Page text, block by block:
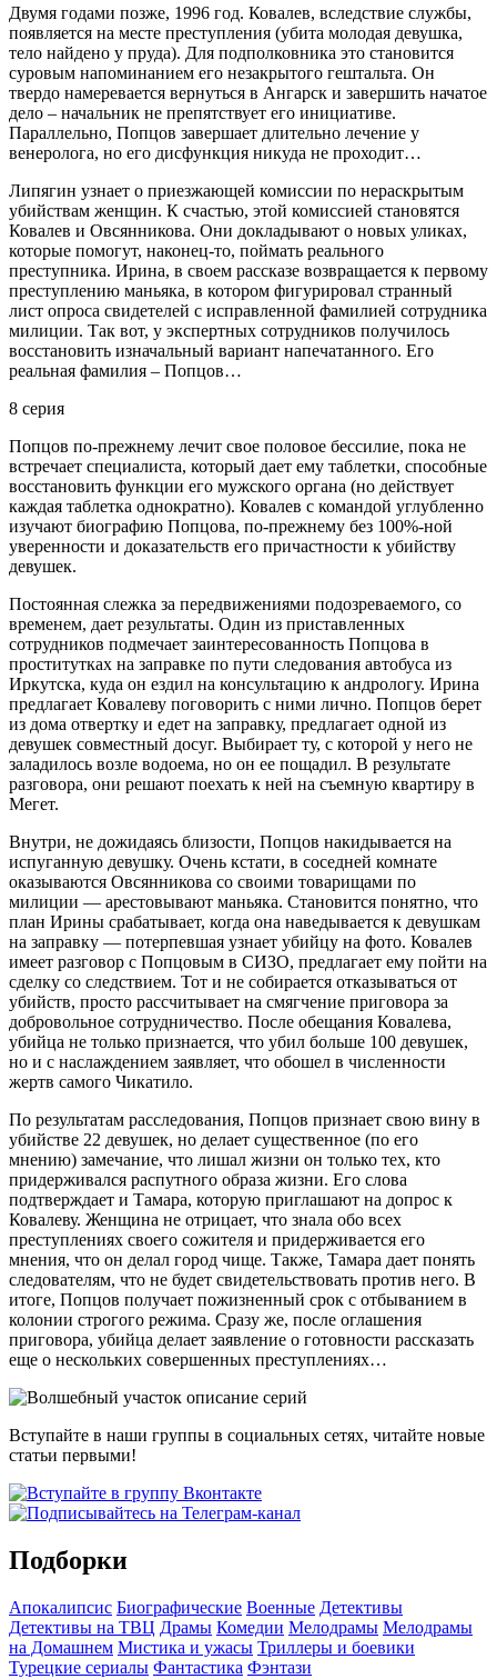
Двумя годами позже, 1996 год. Ковалев, вследствие службы,
появляется на месте преступления (убита молодая девушка,
тело найдено у пруда). Для подполковника это становится
суровым напоминанием его незакрытого гештальта. Он
твердо намеревается вернуться в Ангарск и завершить начатое
дело – начальник не препятствует его инициативе.
Параллельно, Попцов завершает длительно лечение у
венеролога, но его дисфункция никуда не проходит…
Липягин узнает о приезжающей комиссии по нераскрытым
убийствам женщин. К счастью, этой комиссией становятся
Ковалев и Овсянникова. Они докладывают о новых уликах,
которые помогут, наконец-то, поймать реального
преступника. Ирина, в своем рассказе возвращается к первому
преступлению маньяка, в котором фигурировал странный
лист опроса свидетелей с исправленной фамилией сотрудника
милиции. Так вот, у экспертных сотрудников получилось
восстановить изначальный вариант напечатанного. Его
реальная фамилия – Попцов…
8 серия
Попцов по-прежнему лечит свое половое бессилие, пока не
встречает специалиста, который дает ему таблетки, способные
восстановить функции его мужского органа (но действует
каждая таблетка однократно). Ковалев с командой углубленно
изучают биографию Попцова, по-прежнему без 100%-ной
уверенности и доказательств его причастности к убийству
девушек.
Постоянная слежка за передвижениями подозреваемого, со
временем, дает результаты. Один из приставленных
сотрудников подмечает заинтересованность Попцова в
проститутках на заправке по пути следования автобуса из
Иркутска, куда он ездил на консультацию к андрологу. Ирина
предлагает Ковалеву поговорить с ними лично. Попцов берет
из дома отвертку и едет на заправку, предлагает одной из
девушек совместный досуг. Выбирает ту, с которой у него не
заладилось возле водоема, но он ее пощадил. В результате
разговора, они решают поехать к ней на съемную квартиру в
Мегет.
Внутри, не дожидаясь близости, Попцов накидывается на
испуганную девушку. Очень кстати, в соседней комнате
оказываются Овсянникова со своими товарищами по
милиции — арестовывают маньяка. Становится понятно, что
план Ирины срабатывает, когда она наведывается к девушкам
на заправку — потерпевшая узнает убийцу на фото. Ковалев
имеет разговор с Попцовым в СИЗО, предлагает ему пойти на
сделку со следствием. Тот и не собирается отказываться от
убийств, просто рассчитывает на смягчение приговора за
добровольное сотрудничество. После обещания Ковалева,
убийца не только признается, что убил больше 100 девушек,
но и с наслаждением заявляет, что обошел в численности
жертв самого Чикатило.
По результатам расследования, Попцов признает свою вину в
убийстве 22 девушек, но делает существенное (по его
мнению) замечание, что лишал жизни он только тех, кто
придерживался распутного образа жизни. Его слова
подтверждает и Тамара, которую приглашают на допрос к
Ковалеву. Женщина не отрицает, что знала обо всех
преступлениях своего сожителя и придерживается его
мнения, что он делал город чище. Также, Тамара дает понять
следователям, что не будет свидетельствовать против него. В
итоге, Попцов получает пожизненный срок с отбыванием в
колонии строгого режима. Сразу же, после оглашения
приговора, убийца делает заявление о готовности рассказать
еще о нескольких совершенных преступлениях…
Вступайте в наши группы в социальных сетях, читайте новые
статьи первыми!
Подборки
Апокалипсис Биографические Военные Детективы
Детективы на ТВЦ Драмы Комедии Мелодрамы Мелодрамы
на Домашнем Мистика и ужасы Триллеры и боевики
Турецкие сериалы Фантастика Фэнтази